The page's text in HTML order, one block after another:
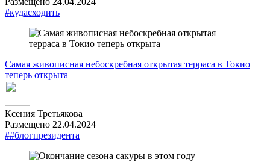
#кудасходить
Самая живописная небоскребная открытая терраса в Токио
теперь открыта
Ксения Третьякова
Размещено 22.04.2024
##блогпрезидента